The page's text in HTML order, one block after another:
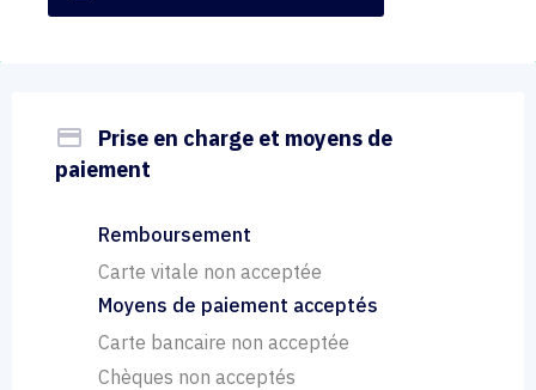
payment
Prise en charge et moyens de
paiement
Remboursement
Carte vitale non acceptée
Moyens de paiement acceptés
Carte bancaire non acceptée
Chèques non acceptés